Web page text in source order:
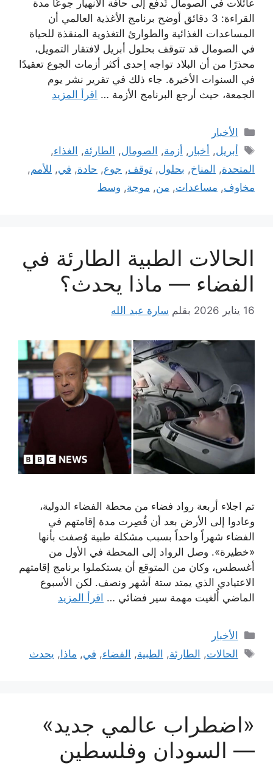
عائلات في الصومال تُدفع إلى حافة الانهيار جوعًا مدة
القراءة: 3 دقائق أوضح برنامج الأغذية العالمي أن
المساعدات الغذائية والطوارئ التغذوية المنقذة للحياة
في الصومال قد تتوقف بحلول أبريل لافتقار التمويل،
محذرًا من أن البلاد تواجه إحدى أكثر أزمات الجوع تعقيدًا
في السنوات الأخيرة. جاء ذلك في تقرير نشر يوم
الجمعة، حيث أرجع البرنامج الأزمة … اقرأ المزيد
التصنيفات
الأخبار
الوسوم
أبريل, أخبار , أزمة, الصومال, الطارئة, الغذاء,
المتحدة, المناخ, بحلول, توقف, جوع, حادة, في, للأمم,
مخاوف, مساعدات, من, موجة, وسط
الحالات الطبية الطارئة في
الفضاء — ماذا يحدث؟
16 يناير 2026 بقلم سارة عبد الله
تم اجلاء أربعة رواد فضاء من محطة الفضاء الدولية،
وعادوا إلى الأرض بعد أن قُصِرت مدة إقامتهم في
الفضاء شهراً واحداً بسبب مشكلة طبية وُصفت بأنها
«خطيرة». وصل الرواد إلى المحطة في الأول من
أغسطس، وكان من المتوقع أن يستكملوا برنامج إقامتهم
الاعتيادي الذي يمتد ستة أشهر ونصف. لكن الأسبوع
الماضي أُلغيت مهمة سير فضائي … اقرأ المزيد
التصنيفات
الأخبار
الوسوم
الحالات, الطارئة, الطبية, الفضاء, في, ماذا, يحدث
«اضطراب عالمي جديد»
— السودان وفلسطين